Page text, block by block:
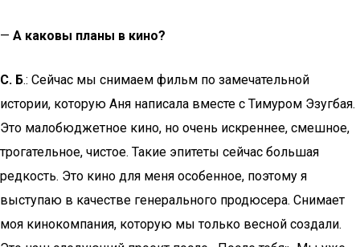
— А каковы планы в кино?
С. Б.: Сейчас мы снимаем фильм по замечательной
истории, которую Аня написала вместе с Тимуром Эзугбая.
Это малобюджетное кино, но очень искреннее, смешное,
трогательное, чистое. Такие эпитеты сейчас большая
редкость. Это кино для меня особенное, поэтому я
выступаю в качестве генерального продюсера. Снимает
моя кинокомпания, которую мы только весной создали.